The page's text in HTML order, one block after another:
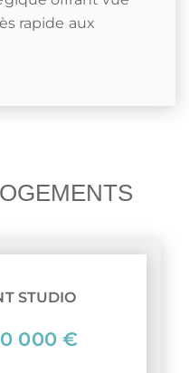
rapide aux
STUDIO
000 €